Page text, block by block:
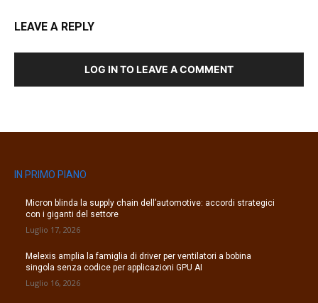
LEAVE A REPLY
LOG IN TO LEAVE A COMMENT
IN PRIMO PIANO
Micron blinda la supply chain dell’automotive: accordi strategici
con i giganti del settore
Luglio 17, 2026
Melexis amplia la famiglia di driver per ventilatori a bobina
singola senza codice per applicazioni GPU AI
Luglio 16, 2026